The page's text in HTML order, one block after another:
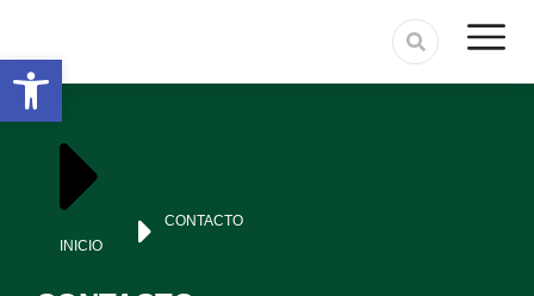
INICIO
CONTACTO
Abrir barra de herramientas